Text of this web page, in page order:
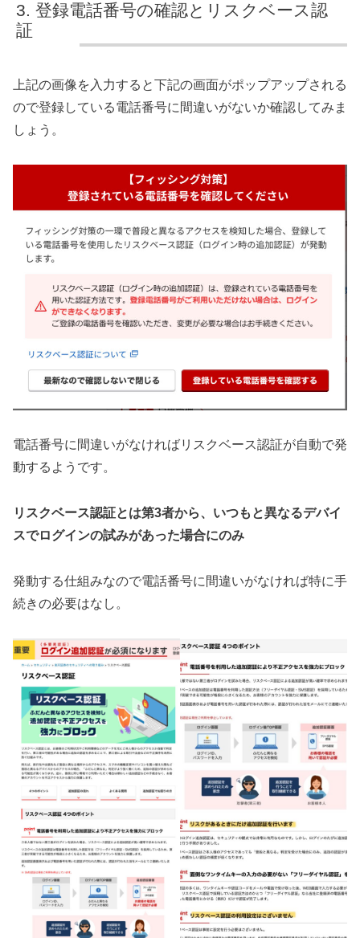
登録電話番号の確認とリスクベース認
証
上記の画像を入力すると下記の画面がポップアップされる
ので登録している電話番号に間違いがないか確認してみま
しょう。
電話番号に間違いがなければリスクベース認証が自動で発
動するようです。
リスクベース認証とは第3者から、いつもと異なるデバイ
スでログインの試みがあった場合にのみ
発動する仕組みなので電話番号に間違いがなければ特に手
続きの必要はなし。